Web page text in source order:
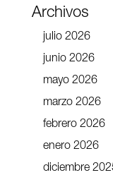
Archivos
julio 2026
junio 2026
mayo 2026
marzo 2026
febrero 2026
enero 2026
diciembre